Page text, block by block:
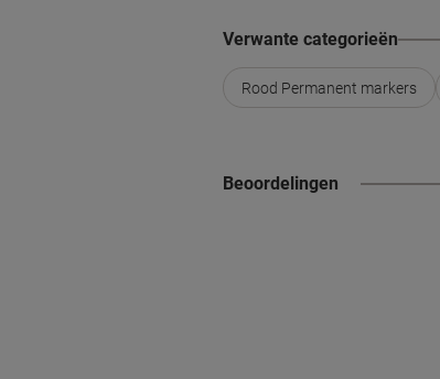
Verwante categorieën
Rood Permanent markers
Beoordelingen